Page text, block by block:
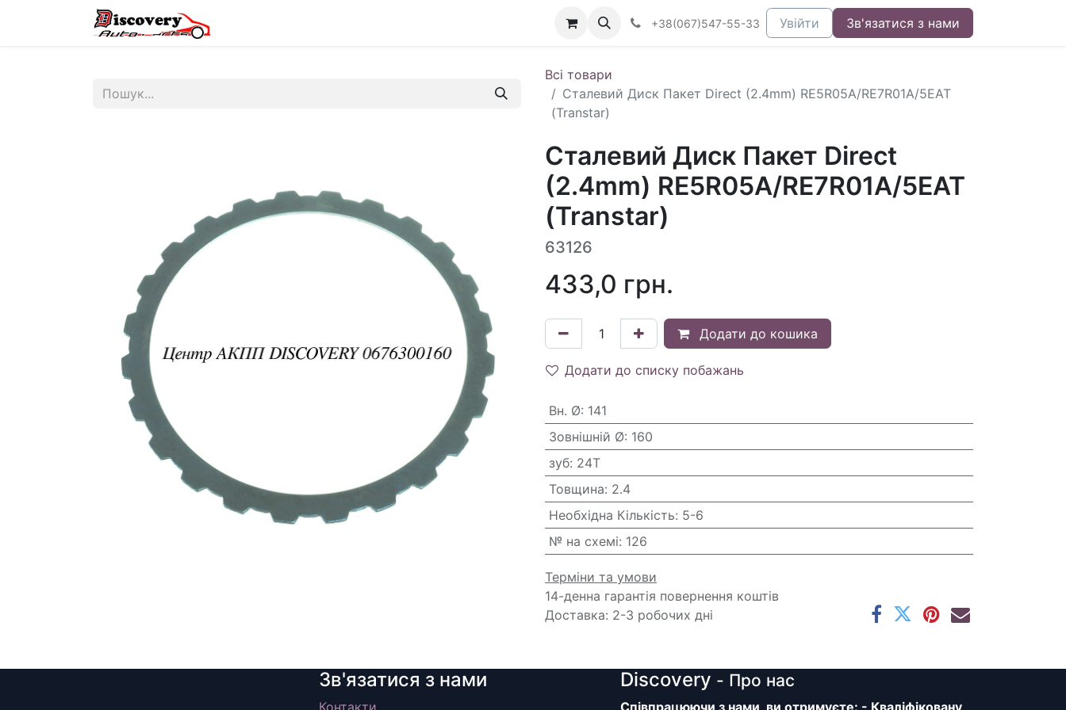
+38(067)547-55-33 Увійти Зв'язатися з нами
Всі товари
Сталевий Диск Пакет Direct (2.4mm) RE5R05A/RE7R01A/5EAT
(Transtar)
Сталевий Диск Пакет Direct
(2.4mm) RE5R05A/RE7R01A/5EAT
(Transtar)
63126
433,0 грн.
Додати до кошика
Додати до списку побажань
Вн. Ø: 141
Зовнішній Ø: 160
зуб: 24T
Товщина: 2.4
Необхідна Кількість: 5-6
№ на схемі: 126
Терміни та умови
14-денна гарантія повернення коштів
Доставка: 2-3 робочих дні
Зв'язатися з нами
Контакти
Discovery - Про нас
Співпрацюючи з нами, ви отримуєте: - Кваліфіковану